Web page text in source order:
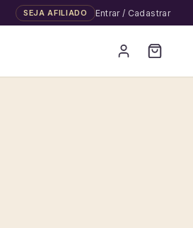
SEJA AFILIADO Entrar / Cadastrar